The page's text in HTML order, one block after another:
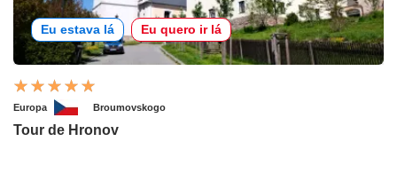
Eu estava lá Eu quero ir lá
Europa Broumovskogo
Tour de Hronov